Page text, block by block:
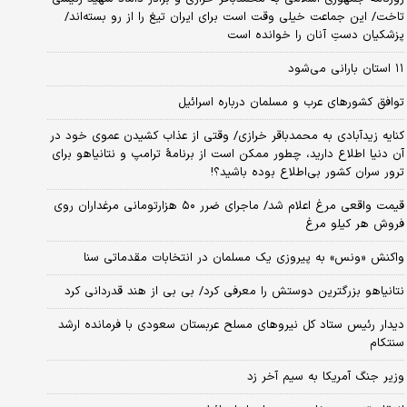
تاخت/ این جماعت خیلی وقت است برای ایران تیغ را از رو بسته‌اند/
پزشکیان دستِ آنان را خوانده است
۱۱ استان بارانی می‌شود
توافق کشورهای عرب و مسلمان درباره اسرائیل
کنایه زیدآبادی به محمدباقر خرازی/ وقتی از عذاب کشیدن عموی خود در
آن دنیا اطلاع دارید، چطور ممکن است از برنامهٔ ترامپ و نتانیاهو برای
ترور سران کشور بی‌اطلاع بوده باشید؟!
قیمت واقعی مرغ اعلام شد/ ماجرای ضرر ۵۰ هزارتومانی مرغداران روی
فروش هر کیلو مرغ
واکنش «ونس» به پیروزی یک مسلمان در انتخابات مقدماتی سنا
نتانیاهو بزرگترین دوستش را معرفی کرد/ بی بی از هند قدردانی کرد
دیدار رئیس ستاد کل نیروهای مسلح عربستان سعودی با فرمانده ارشد
سنتکام
وزیر جنگ آمریکا به سیم آخر زد